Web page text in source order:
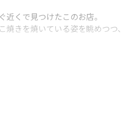
近くで見つけたこのお店。
焼きを焼いている姿を眺めつつ
しさーーー❣️
屋で叫びました💕